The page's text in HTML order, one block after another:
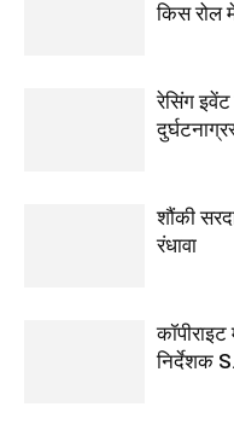
किस रोल
रेसिंग
शौंकी
रंधावा
निर्देशक